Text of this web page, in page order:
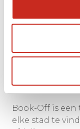
Tsutaya Books
stijlvolle
design- en
Book-Off is
elke stad te